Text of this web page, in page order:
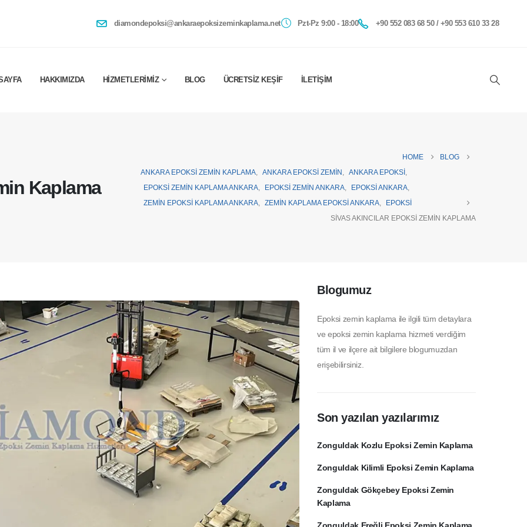
diamondepoksi@ankaraepoksizeminkaplama.net Pzt-Pz 9:00 - 18:00 +90 552 083 68 50 / +90 553 610 33 28
HAKKIMIZDA HIZMETLERIMIZ BLOG ÜCRETSIZ KEŞIF İLETIŞIM
Kaplama
HOME
BLOG
ANKARA EPOKSI ZEMIN KAPLAMA
ANKARA EPOKSI ZEMIN ANKARA EPOKSI
EPOKSI ZEMIN KAPLAMA ANKARA
EPOKSI ZEMIN ANKARA EPOKSI ANKARA
ZEMIN EPOKSI KAPLAMA ANKARA
ZEMIN KAPLAMA EPOKSI ANKARA
EPOKSI
SIVAS AKINCILAR EPOKSI ZEMIN KAPLAMA
Blogumuz
Epoksi zemin kaplama ile ilgili tüm detaylara
ve epoksi zemin kaplama hizmeti verdiğim
tüm il ve ilçere ait bilgilere blogumuzdan
erişebilirsiniz.
Son yazılan yazılarımız
Zonguldak Kozlu Epoksi Zemin Kaplama
Zonguldak Kilimli Epoksi Zemin Kaplama
Zonguldak Gökçebey Epoksi Zemin
Kaplama